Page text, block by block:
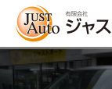
トップページ